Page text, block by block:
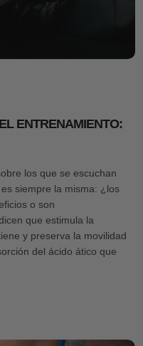
ENTRENAMIENTO:
los que se escuchan
siempre la misma: ¿los
o son
que estimula la
y preserva la movilidad
del ácido ático que